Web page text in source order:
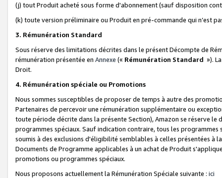
(j) tout Produit acheté sous forme d'abonnement (sauf disposition
(k) toute version préliminaire ou Produit en pré-commande qui n’est
3. Rémunération Standard
Sous réserve des limitations décrites dans le présent Décompte de
rémunération présentée en Annexe (« Rémunération Standard »).
Droit.
4. Rémunération spéciale ou Promotions
Nous sommes susceptibles de proposer de temps à autre des
Partenaires de percevoir une rémunération supplémentaire ou
toute période décrite dans la présente Section), Amazon se réserve
programmes spéciaux. Sauf indication contraire, tous les
soumis à des exclusions d'éligibilité semblables à celles présentées à
Documents de Programme applicables à un achat de Produit
promotions ou programmes spéciaux.
Nous proposons actuellement la Rémunération Spéciale suivante : ici